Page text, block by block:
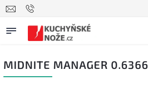
MIDNITE MANAGER 0.6366